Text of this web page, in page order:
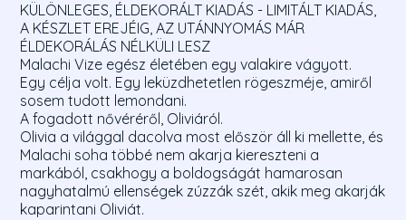
KÜLÖNLEGES, ÉLDEKORÁLT KIADÁS - LIMITÁLT KIADÁS,
A KÉSZLET EREJÉIG, AZ UTÁNNYOMÁS MÁR
ÉLDEKORÁLÁS NÉLKÜLI LESZ
Malachi Vize egész életében egy valakire vágyott.
Egy célja volt. Egy leküzdhetetlen rögeszméje, amiről
sosem tudott lemondani.
A fogadott nővéréről, Oliviáról.
Olivia a világgal dacolva most először áll ki mellette, és
Malachi soha többé nem akarja kiereszteni a
markából, csakhogy a boldogságát hamarosan
nagyhatalmú ellenségek zúzzák szét, akik meg akarják
kaparintani Oliviát.